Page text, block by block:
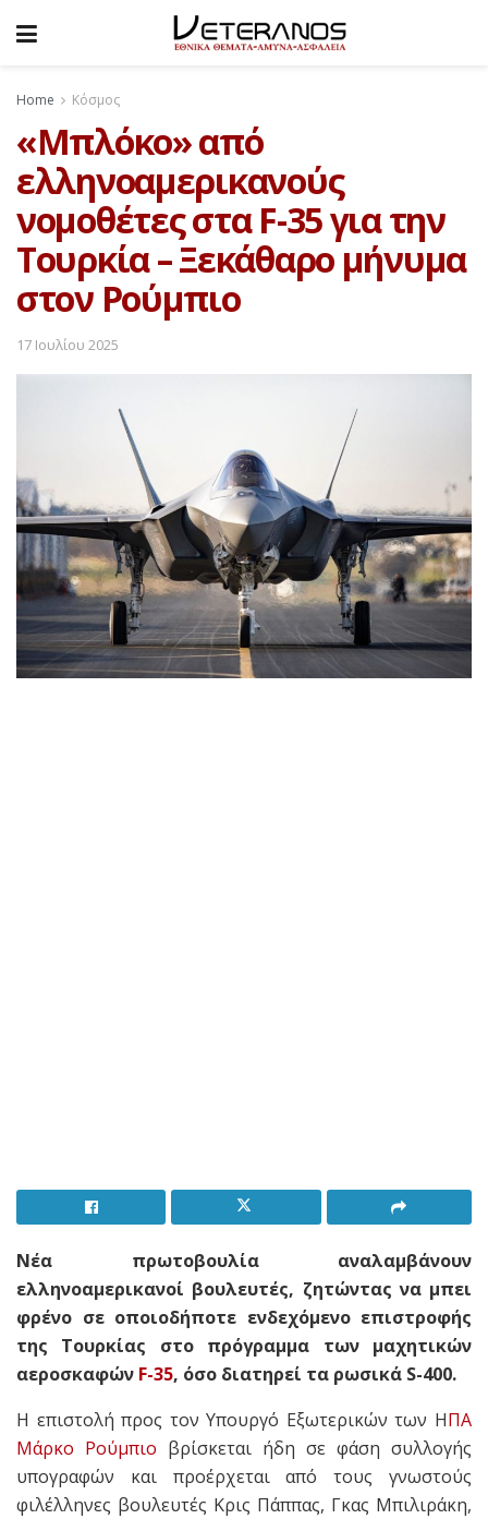
Home Κόσμος
«Μπλόκο» από
ελληνοαμερικανούς
νομοθέτες στα F-35 για την
Τουρκία – Ξεκάθαρο μήνυμα
στον Ρούμπιο
17 Ιουλίου 2025
Νέα πρωτοβουλία αναλαμβάνουν
ελληνοαμερικανοί βουλευτές, ζητώντας να μπει
φρένο σε οποιοδήποτε ενδεχόμενο επιστροφής
της Τουρκίας στο πρόγραμμα των μαχητικών
αεροσκαφών F-35, όσο διατηρεί τα ρωσικά S-400.
Η επιστολή προς τον Υπουργό Εξωτερικών των ΗΠΑ
Μάρκο Ρούμπιο βρίσκεται ήδη σε φάση συλλογής
υπογραφών και προέρχεται από τους γνωστούς
φιλέλληνες βουλευτές Κρις Πάππας, Γκας Μπιλιράκη,